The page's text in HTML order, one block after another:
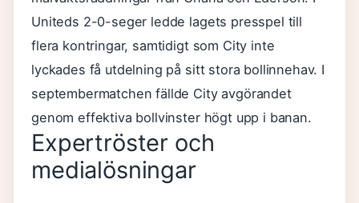
Uniteds 2-0-seger ledde lagets presspel till
flera kontringar, samtidigt som City inte
lyckades få utdelning på sitt stora bollinnehav. I
septembermatchen fällde City avgörandet
genom effektiva bollvinster högt upp i banan.
Expertröster och
medialösningar